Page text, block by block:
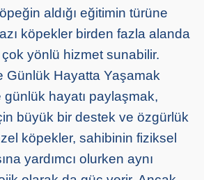
aldığı eğitimin türüne
köpekler birden fazla alanda
yönlü hizmet sunabilir.
Günlük Hayatta Yaşamak
hayatı paylaşmak,
büyük bir destek ve özgürlük
köpekler, sahibinin fiziksel
yardımcı olurken aynı